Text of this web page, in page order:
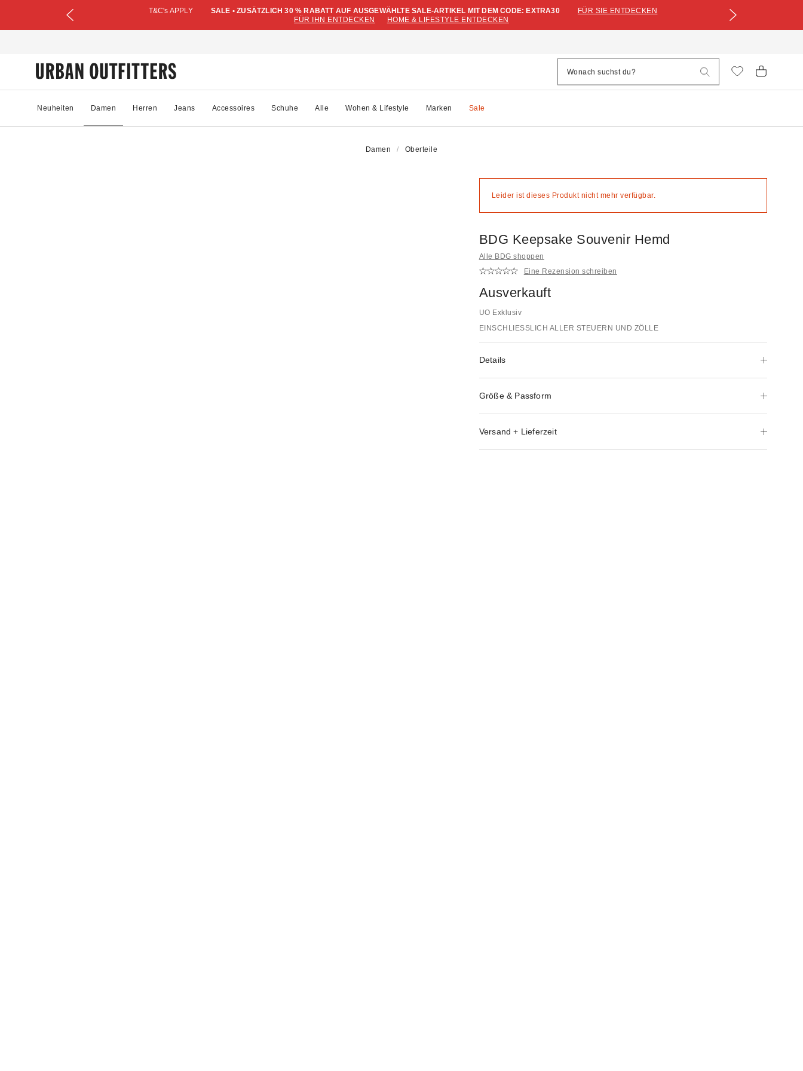
T&C's APPLY SALE • ZUSÄTZLICH 30 % RABATT AUF AUSGEWÄHLTE SALE-ARTIKEL MIT DEM CODE: EXTRA30
FÜR SIE ENTDECKEN
FÜR IHN ENTDECKEN
HOME & LIFESTYLE ENTDECKEN
Neuheiten Damen Herren Jeans Accessoires Schuhe Alle Wohen & Lifestyle Marken Sale
Damen Oberteile
Leider ist dieses Produkt nicht mehr verfügbar.
BDG Keepsake Souvenir Hemd
Alle BDG shoppen
Eine Rezension schreiben
Ausverkauft
UO Exklusiv
EINSCHLIESSLICH ALLER STEUERN UND ZÖLLE
Details
Größe & Passform
Versand + Lieferzeit